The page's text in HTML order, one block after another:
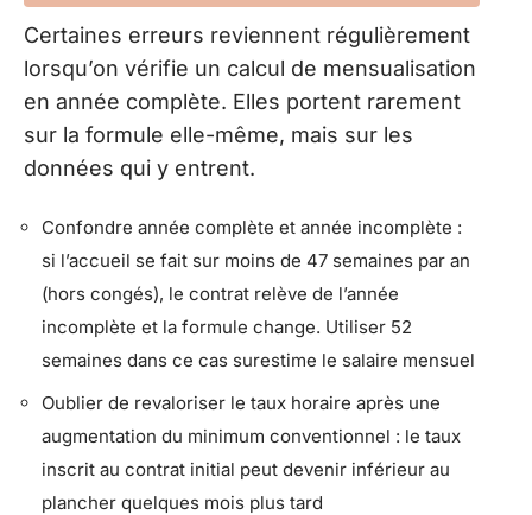
Certaines erreurs reviennent régulièrement
lorsqu’on vérifie un calcul de mensualisation
en année complète. Elles portent rarement
sur la formule elle-même, mais sur les
données qui y entrent.
Confondre année complète et année incomplète :
si l’accueil se fait sur moins de 47 semaines par an
(hors congés), le contrat relève de l’année
incomplète et la formule change. Utiliser 52
semaines dans ce cas surestime le salaire mensuel
Oublier de revaloriser le taux horaire après une
augmentation du minimum conventionnel : le taux
inscrit au contrat initial peut devenir inférieur au
plancher quelques mois plus tard